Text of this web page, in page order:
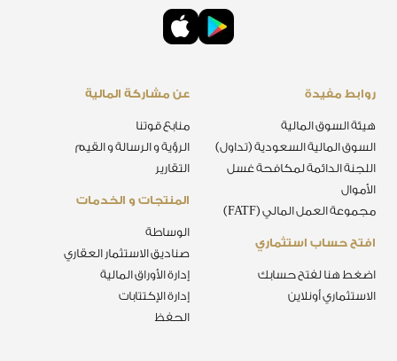
المنتجات و الخدمات
الوساطة
صناديق الاستثمار العقاري
إدارة الأوراق المالية
إدارة الإكتتابات
الحفظ
عن مشاركة المالية
منابع قوتنا
الرؤية و الرسالة و القيم
التقارير
افتح حساب استثماري
اضغط هنا لفتح حسابك
الاستثماري أونلاين
روابط مفيدة
هيئة السوق المالية
السوق المالية السعودية (تداول)
اللجنة الدائمة لمكافحة غسل
الأموال
مجموعة العمل المالي (FATF)